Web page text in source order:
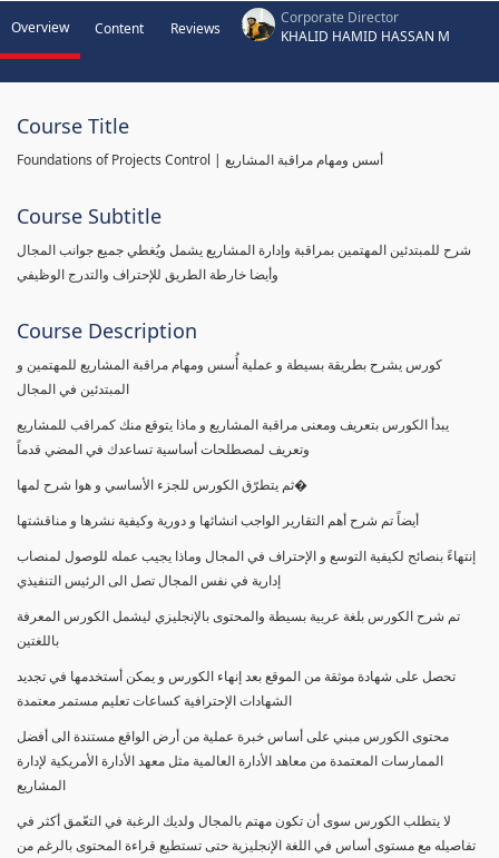
Overview Content Reviews
Corporate Director
KHALID HAMID HASSAN M
Course Title
Foundations of Projects Control | أسس ومهام مراقبة المشاريع
Course Subtitle
شرح للمبتدئين المهتمين بمراقبة وإدارة المشاريع يشمل ويُغطي جميع جوانب المجال
وأيضا خارطة الطريق للإحتراف والتدرج الوظيفي
Course Description
كورس يشرح بطريقة بسيطة و عملية أُسس ومهام مراقبة المشاريع للمهتمين و
المبتدئين في المجال
يبدأ الكورس بتعريف ومعنى مراقبة المشاريع و ماذا يتوقع منك كمراقب للمشاريع
وتعريف لمصطلحات أساسية تساعدك في المضي قدماً
ثم يتطرّق الكورس للجزء الأساسي و هوا شرح لمها�
أيضاً تم شرح أهم التقارير الواجب انشائها و دورية وكيفية نشرها و مناقشتها
إنتهاءً بنصائح لكيفية التوسع و الإحتراف في المجال وماذا يجيب عمله للوصول لمنصاب
إدارية في نفس المجال تصل الى الرئيس التنفيذي
تم شرح الكورس بلغة عربية بسيطة والمحتوى بالإنجليزي ليشمل الكورس المعرفة
باللغتين
تحصل على شهادة موثقة من الموقع بعد إنهاء الكورس و يمكن أستخدمها في تجديد
الشهادات الإحترافية كساعات تعليم مستمر معتمدة
محتوى الكورس مبني على أساس خبرة عملية من أرض الواقع مستندة الى أفضل
الممارسات المعتمدة من معاهد الأدارة العالمية مثل معهد الأدارة الأمريكية لإدارة
المشاريع
لا يتطلب الكورس سوى أن تكون مهتم بالمجال ولديك الرغبة في التعّمق أكثر في
تفاصيله مع مستوى أساس في اللغة الإنجليزية حتى تستطيع قراءة المحتوى بالرغم من